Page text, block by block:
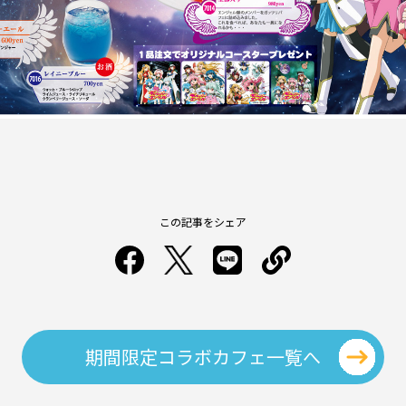
この記事をシェア
期間限定コラボカフェ一覧へ